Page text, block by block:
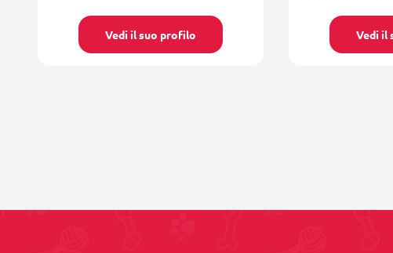
Vedi il suo profilo Vedi il